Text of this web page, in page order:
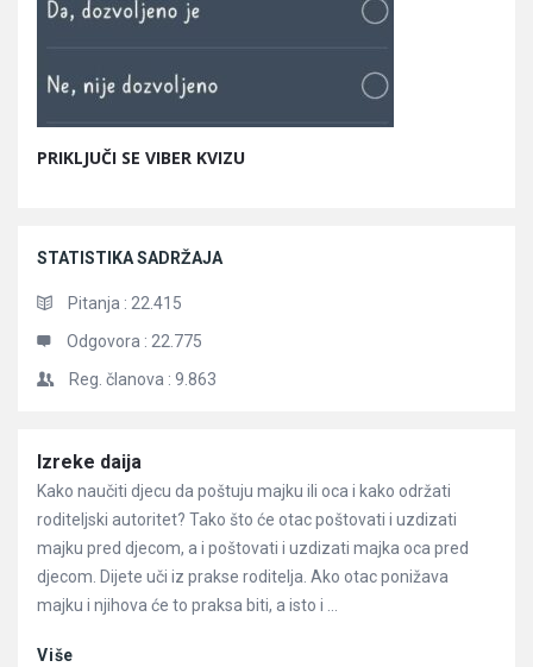
PRIKLJUČI SE VIBER KVIZU
STATISTIKA SADRŽAJA
Pitanja : 22.415
Odgovora : 22.775
Reg. članova : 9.863
Članci
Izreke daija
Kako naučiti djecu da poštuju majku ili oca i kako održati
roditeljski autoritet? Tako što će otac poštovati i uzdizati
majku pred djecom, a i poštovati i uzdizati majka oca pred
djecom. Dijete uči iz prakse roditelja. Ako otac ponižava
majku i njihova će to praksa biti, a isto i ...
Više